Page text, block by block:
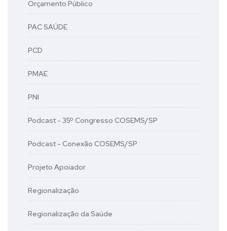
Orçamento Público
PAC SAÚDE
PCD
PMAE
PNI
Podcast - 35º Congresso COSEMS/SP
Podcast - Conexão COSEMS/SP
Projeto Apoiador
Regionalização
Regionalização da Saúde